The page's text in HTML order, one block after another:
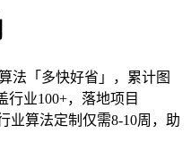
法「多快好省」，累计图
行业100+，落地项目
业算法定制仅需8-10周，助